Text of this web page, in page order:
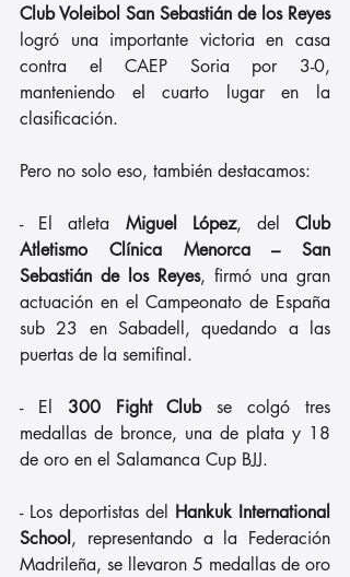
Club Voleibol San Sebastián de los Reyes
logró una importante victoria en casa
contra el CAEP Soria por 3-0,
manteniendo el cuarto lugar en la
clasificación.
Pero no solo eso, también destacamos:
- El atleta Miguel López, del Club
Atletismo Clínica Menorca – San
Sebastián de los Reyes, firmó una gran
actuación en el Campeonato de España
sub 23 en Sabadell, quedando a las
puertas de la semifinal.
- El 300 Fight Club se colgó tres
medallas de bronce, una de plata y 18
de oro en el Salamanca Cup BJJ.
- Los deportistas del Hankuk International
School , representando a la Federación
Madrileña, se llevaron 5 medallas de oro